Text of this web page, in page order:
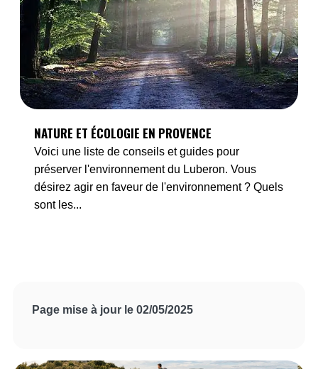
NATURE ET ÉCOLOGIE EN PROVENCE
Voici une liste de conseils et guides pour
préserver l'environnement du Luberon. Vous
désirez agir en faveur de l'environnement ? Quels
sont les...
Page mise à jour le 02/05/2025